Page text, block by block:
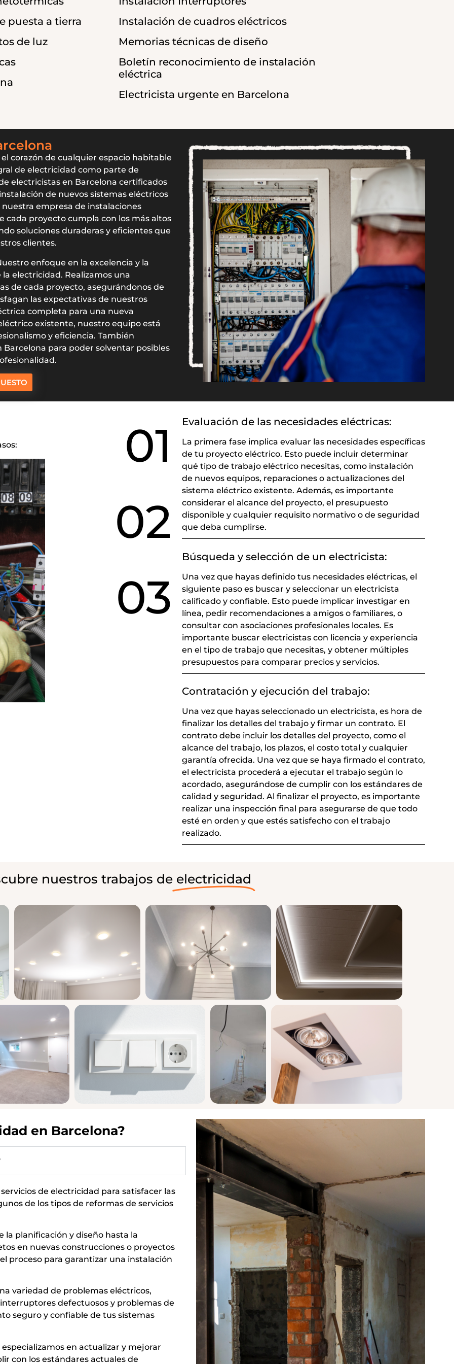
puesta a tierra
de luz
Instalación de cuadros eléctricos
Memorias técnicas de diseño
Boletín reconocimiento de instalación
eléctrica
Electricista urgente en Barcelona
corazón de cualquier espacio habitable
de electricidad como parte de
electricistas en Barcelona certificados
de nuevos sistemas eléctricos
empresa de instalaciones
cada proyecto cumpla con los más altos
soluciones duraderas y eficientes que
clientes.
enfoque en la excelencia y la
electricidad. Realizamos una
de cada proyecto, asegurándonos de
las expectativas de nuestros
completa para una nueva
existente, nuestro equipo está
y eficiencia. También
para poder solventar posibles
01
02
03
Evaluación de las necesidades eléctricas:
La primera fase implica evaluar las necesidades específicas
de tu proyecto eléctrico. Esto puede incluir determinar
qué tipo de trabajo eléctrico necesitas, como instalación
de nuevos equipos, reparaciones o actualizaciones del
sistema eléctrico existente. Además, es importante
considerar el alcance del proyecto, el presupuesto
disponible y cualquier requisito normativo o de seguridad
que deba cumplirse.
Búsqueda y selección de un electricista:
Una vez que hayas definido tus necesidades eléctricas, el
siguiente paso es buscar y seleccionar un electricista
calificado y confiable. Esto puede implicar investigar en
línea, pedir recomendaciones a amigos o familiares, o
consultar con asociaciones profesionales locales. Es
importante buscar electricistas con licencia y experiencia
en el tipo de trabajo que necesitas, y obtener múltiples
presupuestos para comparar precios y servicios.
Contratación y ejecución del trabajo:
Una vez que hayas seleccionado un electricista, es hora de
finalizar los detalles del trabajo y firmar un contrato. El
contrato debe incluir los detalles del proyecto, como el
alcance del trabajo, los plazos, el costo total y cualquier
garantía ofrecida. Una vez que se haya firmado el contrato,
el electricista procederá a ejecutar el trabajo según lo
acordado, asegurándose de cumplir con los estándares de
calidad y seguridad. Al finalizar el proyecto, es importante
realizar una inspección final para asegurarse de que todo
esté en orden y que estés satisfecho con el trabajo
realizado.
nuestros trabajos de electricidad
en Barcelona?
de electricidad para satisfacer las
de los tipos de reformas de servicios
la planificación y diseño hasta la
en nuevas construcciones o proyectos
proceso para garantizar una instalación
variedad de problemas eléctricos,
defectuosos y problemas de
seguro y confiable de tus sistemas
en actualizar y mejorar
con los estándares actuales de